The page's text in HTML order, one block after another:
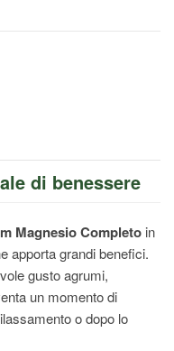
di benessere
Magnesio Completo in
apporta grandi benefici.
gusto agrumi,
un momento di
o dopo lo